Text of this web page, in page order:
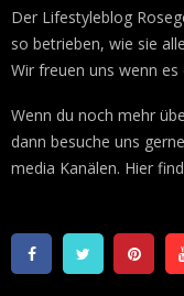
Der Lifestyleblog
so betrieben, wie sie
Wir freuen uns wenn es
Wenn du noch mehr
dann besuche uns
media Kanälen. Hier